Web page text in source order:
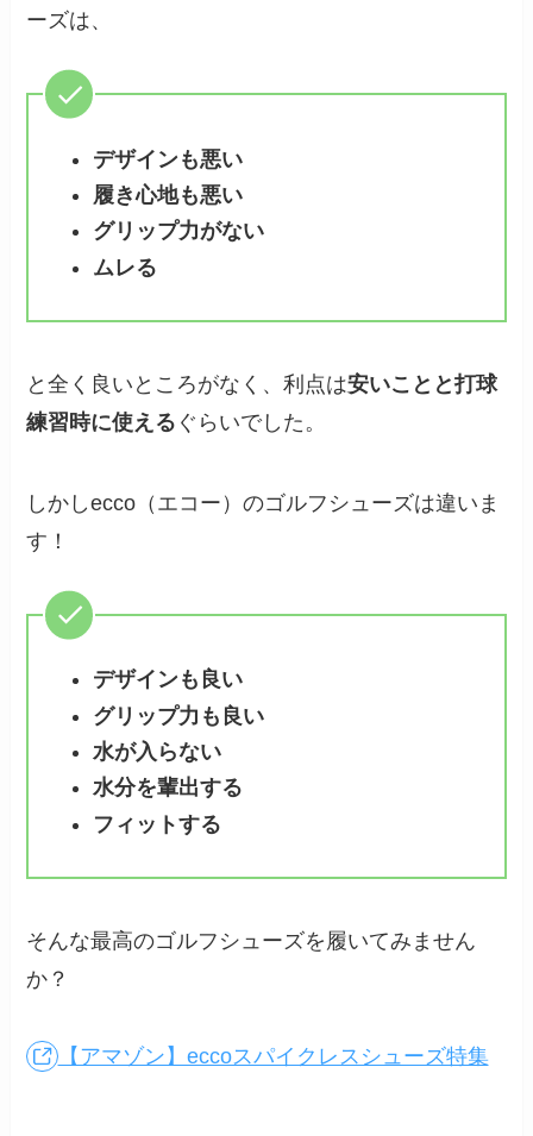
ーズは、
デザインも悪い
履き心地も悪い
グリップ力がない
ムレる
と全く良いところがなく、利点は安いことと打球
練習時に使える ぐらいでした。
しかしecco（エコー）のゴルフシューズは違いま
す！
デザインも良い
グリップ力も良い
水が入らない
水分を輩出する
フィットする
そんな最高のゴルフシューズを履いてみません
か？
【アマゾン】eccoスパイクレスシューズ特集